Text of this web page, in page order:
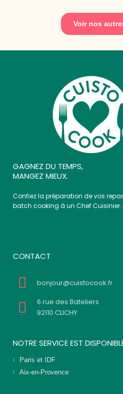
Voir nos
GAGNEZ DU TEMPS,
MANGEZ MIEUX.
Confiez la préparation de vos
batch cooking à un Chef Cuisinier.
CONTACT
bonjour@cuistocook.fr
6 rue des Bateliers
92110 CLICHY
NOTRE SERVICE EST
Paris et IDF
Aix-en-Provence